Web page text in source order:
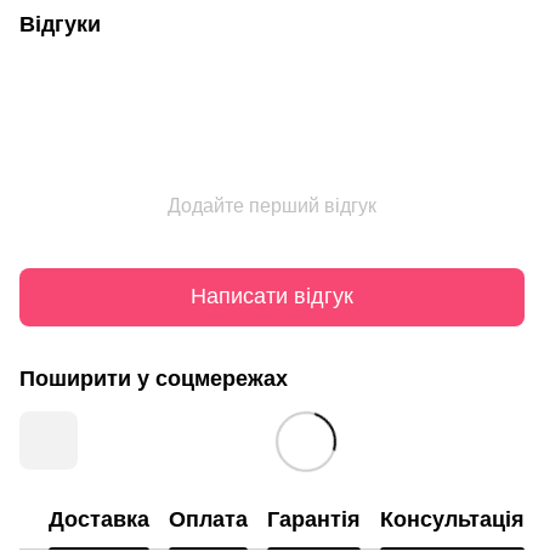
Відгуки
Додайте перший відгук
Написати відгук
Поширити у соцмережах
Доставка Оплата Гарантія Консультація